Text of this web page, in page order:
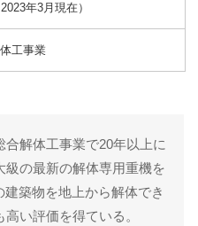
年3月現在）
工事業
解体工事業で20年以上に
級の最新の解体専用重機を
築物を地上から解体でき
い評価を得ている。